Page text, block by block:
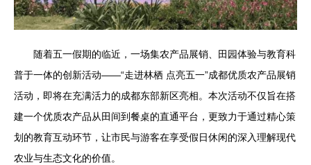
随着五一假期的临近，一场集农产品展销、田园体验与教育科
普于一体的创新活动——“走进林栖 点亮五一”成都优质农产品展销
活动，即将在充满活力的成都东部新区亮相。本次活动不仅旨在搭
建一个优质农产品从田间到餐桌的直通平台，更致力于通过精心策
划的教育互动环节，让市民与游客在享受假日休闲的深入理解现代
农业与生态文化的价值。